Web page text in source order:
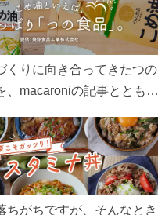
くりに向き合ってきたつの
、macaroniの記事とともに
や品質へのこだわりまで。
と好きになるコンテンツを
ください。
ちがちですが、そんなとき